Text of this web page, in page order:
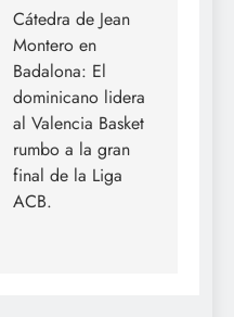
Cátedra de Jean
Montero en
Badalona: El
dominicano lidera
al Valencia Basket
rumbo a la gran
final de la Liga
ACB.